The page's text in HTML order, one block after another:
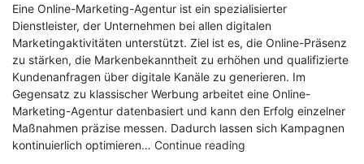
Eine Online-Marketing-Agentur ist ein spezialisierter
Dienstleister, der Unternehmen bei allen digitalen
Marketingaktivitäten unterstützt. Ziel ist es, die Online-Präsenz
zu stärken, die Markenbekanntheit zu erhöhen und qualifizierte
Kundenanfragen über digitale Kanäle zu generieren. Im
Gegensatz zu klassischer Werbung arbeitet eine Online-
Marketing-Agentur datenbasiert und kann den Erfolg einzelner
Maßnahmen präzise messen. Dadurch lassen sich Kampagnen
kontinuierlich optimieren… Continue reading